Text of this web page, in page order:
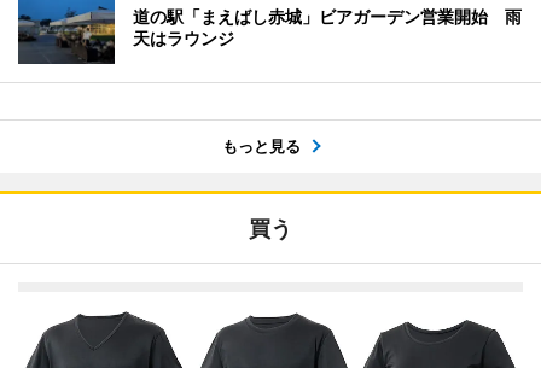
道の駅「まえばし赤城」ビアガーデン営業開始 雨
天はラウンジ
もっと見る
買う